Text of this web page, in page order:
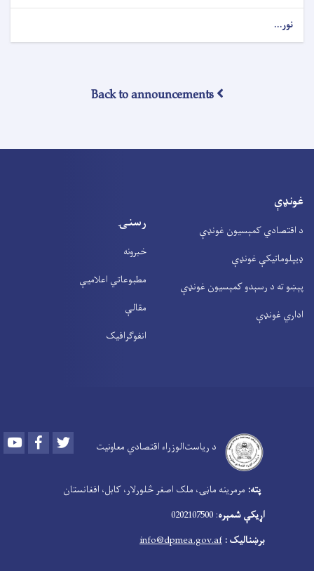
نور...
Back to announcements
غونډې
د اقتصادي کمېسیون غونډې
ډیپلوماتیکې غونډې
پېښو ته د رسېدو کمېسیون غونډې
اداري غونډې
رسنۍ
خبرونه
مطبوعاتي اعلامیې
مقالې
انفوګرافیک
د ریاست‌الوزراء اقتصادي معاونیت Youtube Facebook
‍پته: مرمرینه ماڼۍ، ملک اصغر څلورلار، کابل، افغانستان
اړیکې شمېره: 0202107500
برښنالیک : info@dpmea.gov.af